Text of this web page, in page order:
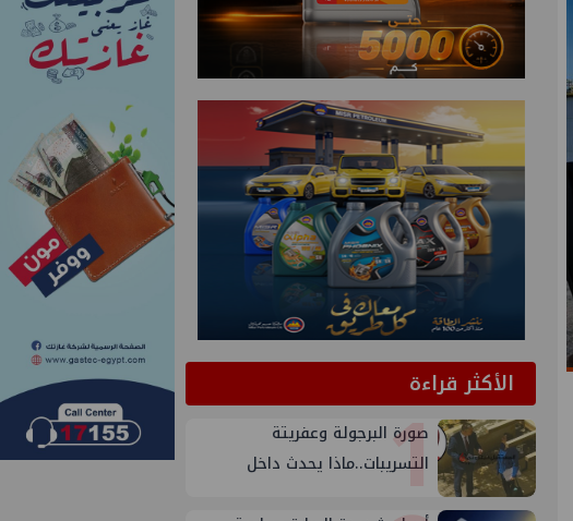
الأكثر قراءة
1
صورة البرجولة وعفريتة
التسريبات..ماذا يحدث داخل